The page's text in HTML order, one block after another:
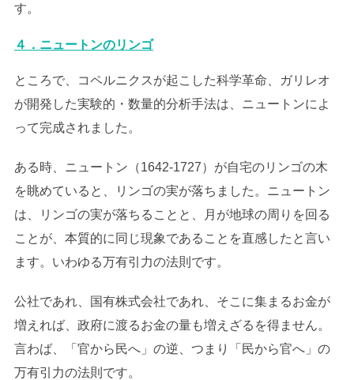
す。
４．ニュートンのリンゴ
ところで、コペルニクスが起こした科学革命、ガリレオ
が開発した実験的・数量的分析手法は、ニュートンによ
って完成されました。
ある時、ニュートン（1642-1727）が自宅のリンゴの木
を眺めていると、リンゴの実が落ちました。ニュートン
は、リンゴの実が落ちることと、月が地球の周りを回る
ことが、本質的に同じ現象であることを直感したと言い
ます。いわゆる万有引力の法則です。
公社であれ、国有株式会社であれ、そこに集まるお金が
増えれば、政府に渡るお金の量も増えざるを得ません。
言わば、「官から民へ」の逆、つまり「民から官へ」の
万有引力の法則です。